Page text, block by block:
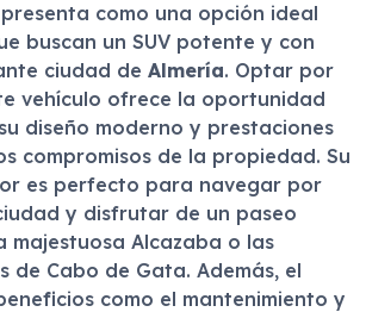
presenta como una opción ideal
buscan un SUV potente y con
ciudad de Almería. Optar por
vehículo ofrece la oportunidad
diseño moderno y prestaciones
compromisos de la propiedad. Su
es perfecto para navegar por
y disfrutar de un paseo
majestuosa Alcazaba o las
de Cabo de Gata. Además, el
como el mantenimiento y